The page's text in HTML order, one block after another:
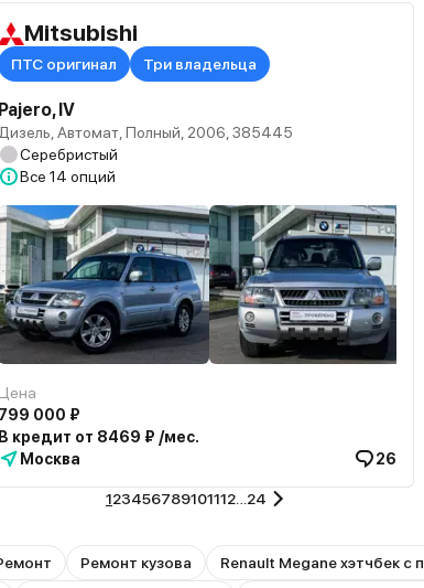
Mitsubishi
ПТС оригинал Три владельца
Pajero, IV
Дизель, Автомат, Полный, 2006, 385445
Серебристый
Все 14 опций
Цена
799 000 ₽
В кредит от 8469 ₽ /мес.
Москва
26
123456789101112… 24
Ремонт кузова Renault Megane хэтчбек с